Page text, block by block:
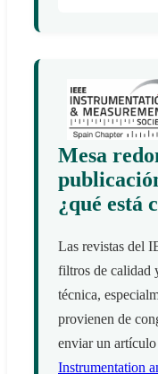
Mesa
¿qué está
Las revistas del
filtros de calidad
técnica,
provienen de
enviar un
Instrumentation